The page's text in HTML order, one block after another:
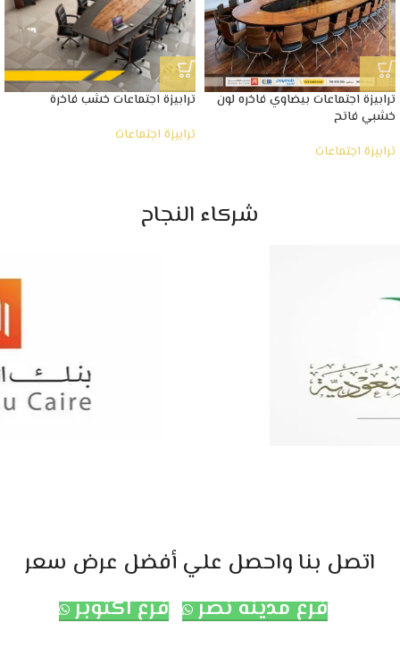
ترابيزة اجتماعات بيضاوي فاخره لون
خشبي فاتح
ترابيزة اجتماعات
ترابيزة اجتماعات خشب فاخرة
ترابيزة اجتماعات
شركاء النجاح
اتصل بنا واحصل علي أفضل عرض سعر
فرع مدينه نصر
فرع اكتوبر